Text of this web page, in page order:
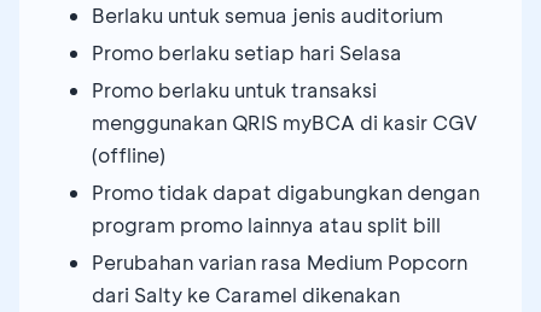
Berlaku untuk semua jenis auditorium
Promo berlaku setiap hari Selasa
Promo berlaku untuk transaksi
menggunakan QRIS myBCA di kasir CGV
(offline)
Promo tidak dapat digabungkan dengan
program promo lainnya atau split bill
Perubahan varian rasa Medium Popcorn
dari Salty ke Caramel dikenakan